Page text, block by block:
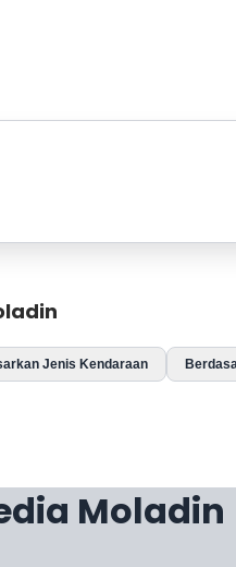
Jenis Kendaraan
Moladin